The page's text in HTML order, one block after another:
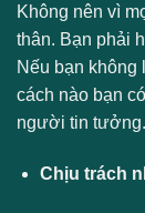
Không nên vì
thân. Bạn phải
Nếu bạn không
cách nào bạn
người tin tưởng.
Chịu trách